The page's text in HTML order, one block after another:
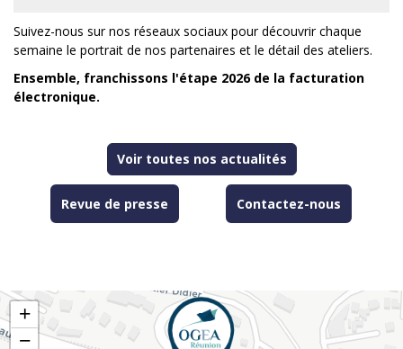
Suivez-nous sur nos réseaux sociaux pour découvrir chaque
semaine le portrait de nos partenaires et le détail des ateliers.
Ensemble, franchissons l'étape 2026 de la facturation
électronique.
Voir toutes nos actualités
Revue de presse Contactez-nous
+
−